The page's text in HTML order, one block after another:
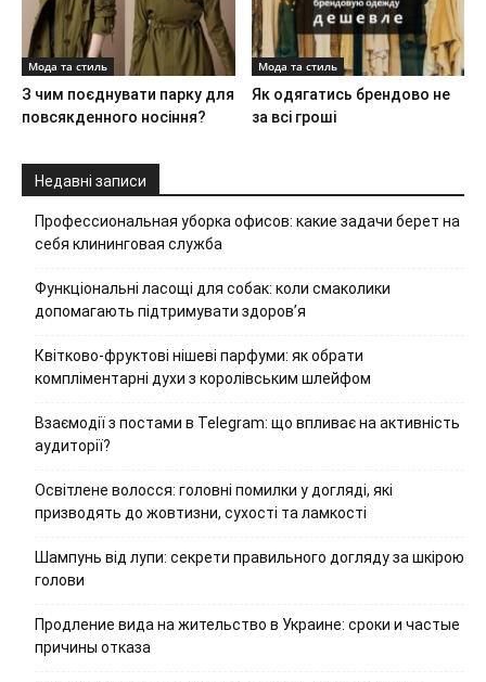
Мода та стиль
З чим поєднувати парку для
повсякденного носіння?
Мода та стиль
Як одягатись брендово не
за всі гроші
Недавні записи
Профессиональная уборка офисов: какие задачи берет на
себя клининговая служба
Функціональні ласощі для собак: коли смаколики
допомагають підтримувати здоров’я
Квітково-фруктові нішеві парфуми: як обрати
компліментарні духи з королівським шлейфом
Взаємодії з постами в Telegram: що впливає на активність
аудиторії?
Освітлене волосся: головні помилки у догляді, які
призводять до жовтизни, сухості та ламкості
Шампунь від лупи: секрети правильного догляду за шкірою
голови
Продление вида на жительство в Украине: сроки и частые
причины отказа